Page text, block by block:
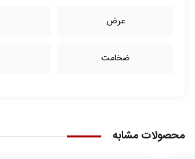
عرض
ضخامت
محصولات مشابه